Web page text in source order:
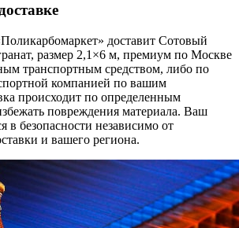
доставит Сотовый
размер 2,1×6 м, премиум по Москве
транспортным средством, либо по
компанией по вашим
происходит по определенным
повреждения материала. Ваш
в безопасности независимо от
и вашего региона.